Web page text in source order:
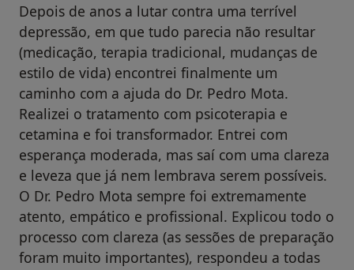
Depois de anos a lutar contra uma terrível
depressão, em que tudo parecia não resultar
(medicação, terapia tradicional, mudanças de
estilo de vida) encontrei finalmente um
caminho com a ajuda do Dr. Pedro Mota.
Realizei o tratamento com psicoterapia e
cetamina e foi transformador. Entrei com
esperança moderada, mas saí com uma clareza
e leveza que já nem lembrava serem possíveis.
O Dr. Pedro Mota sempre foi extremamente
atento, empático e profissional. Explicou todo o
processo com clareza (as sessões de preparação
foram muito importantes), respondeu a todas